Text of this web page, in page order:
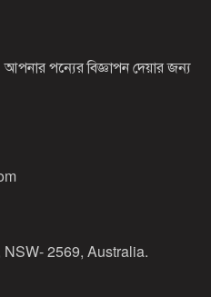
পন্যের বিজ্ঞাপন দেয়ার জন্য
2569, Australia.